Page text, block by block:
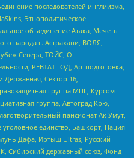
последователей инглиизма,
Этнополитическое
объединение Атака, Мечеть
народа г. Астрахани, ВОЛЯ,
Севера, ТОЙС, О
РЕВТАТПОД, Артподготовка,
Сектор 16,
группа МПГ, Курсом
группа, Автоград Крю,
пансионат Ак Умут,
уголовное единство, Башкорт, Нация
Дафа, Иртыш Ultras, Русский
Сибирский державный союз, Фонд